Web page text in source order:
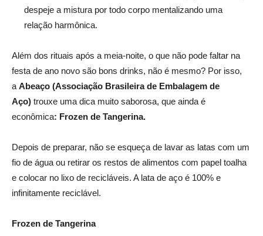
despeje a mistura por todo corpo mentalizando uma
relação harmônica.
Além dos rituais após a meia-noite, o que não pode faltar na
festa de ano novo são bons drinks, não é mesmo? Por isso,
a Abeaço (Associação Brasileira de Embalagem de
Aço) trouxe uma dica muito saborosa, que ainda é
econômica: Frozen de Tangerina.
Depois de preparar, não se esqueça de lavar as latas com um
fio de água ou retirar os restos de alimentos com papel toalha
e colocar no lixo de recicláveis. A lata de aço é 100% e
infinitamente reciclável.
Frozen de Tangerina